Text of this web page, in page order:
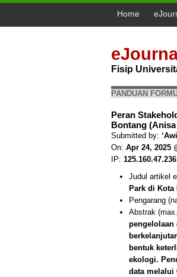
Home
Fisip
PANDUAN
Peran
Bontang
Submitted by:
On: Apr 24, 2025
IP: 125.160.47.236
Judul artikel
Park di Kota
Pengarang
Abstrak
pengelolaan
bentuk
ekologi.
data melalui